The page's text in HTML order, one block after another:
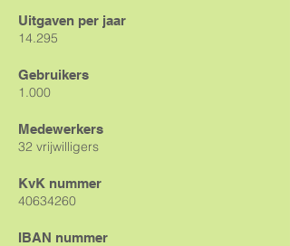
Uitgaven per jaar
14.295
Gebruikers
1.000
Medewerkers
32 vrijwilligers
KvK nummer
40634260
IBAN nummer